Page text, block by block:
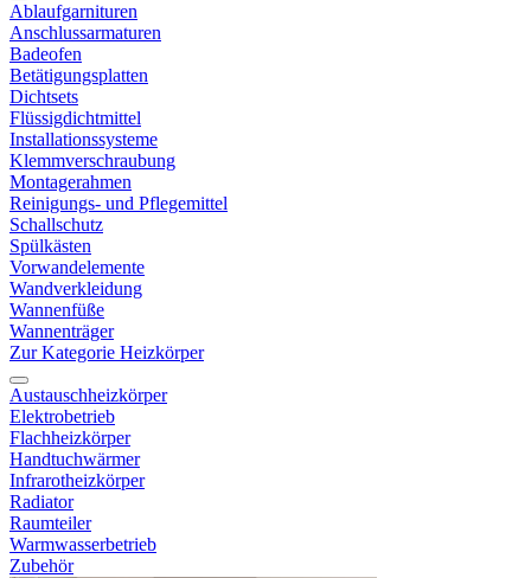
Ablaufgarnituren
Anschlussarmaturen
Badeofen
Betätigungsplatten
Dichtsets
Flüssigdichtmittel
Installationssysteme
Klemmverschraubung
Montagerahmen
Reinigungs- und Pflegemittel
Schallschutz
Spülkästen
Vorwandelemente
Wandverkleidung
Wannenfüße
Wannenträger
Zur Kategorie Heizkörper
Austauschheizkörper
Elektrobetrieb
Flachheizkörper
Handtuchwärmer
Infrarotheizkörper
Radiator
Raumteiler
Warmwasserbetrieb
Zubehör